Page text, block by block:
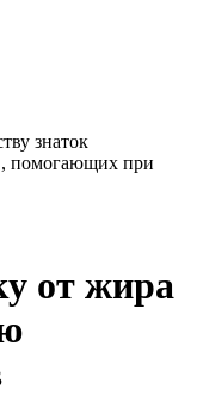
знаток
помогающих при
от жира